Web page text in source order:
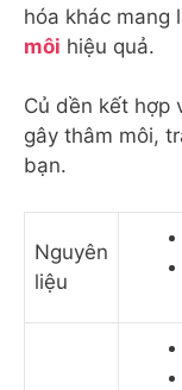
hóa khác mang
môi hiệu quả.
Củ dền kết hợp
gây thâm môi,
bạn.
Nguyên
liệu